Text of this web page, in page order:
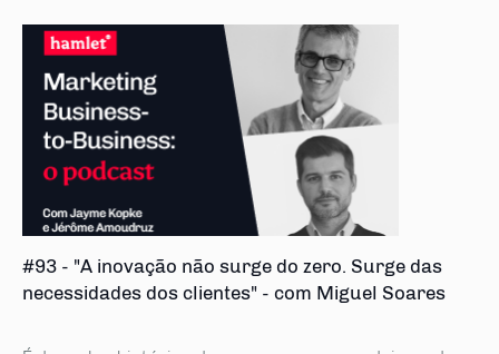
#93 - "A inovação não surge do zero. Surge das
necessidades dos clientes" - com Miguel Soares